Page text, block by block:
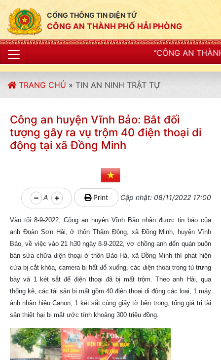
CỔNG THÔNG TIN ĐIỆN TỬ
CÔNG AN THÀNH PHỐ HẢI PHÒNG
"CÔNG AN THÀNH PHỐ HẢI
TRANG CHỦ » TIN AN NINH TRẬT TỰ
Công an huyện Vĩnh Bảo: Bắt đối
tượng gây ra vụ trộm 40 điện thoại di
động tại xã Đồng Minh
A Print Cập nhật: 08/11/2022 17:00
Vào tối 8-9-2022, Công an huyện Vĩnh Bảo nhận được tin báo của
anh Đoàn Sơn Hải, ở thôn Thâm Động, xã Đồng Minh, huyện Vĩnh
Bảo, về việc vào 21 h30 ngày 8-9-2022, vợ chồng anh đến quán buôn
bán sửa chữa điện thoại ở thôn Bảo Hà, xã Đồng Minh thì phát hiện
cửa bị cắt khóa, camera bị hất đổ xuống, các điện thoại trong tủ trưng
bày và 1 két sắt để điện thoại đã bị mất trộm. Theo anh Hải, qua
thống kê, các tài sản bị mất gồm 40 điện thoại di động các loại, 1 máy
ảnh nhãn hiệu Canon, 1 két sắt cùng giấy tờ bên trong, tổng giá trị tài
sản thiệt hại bị mất ước tính khoảng 300 triệu đồng.